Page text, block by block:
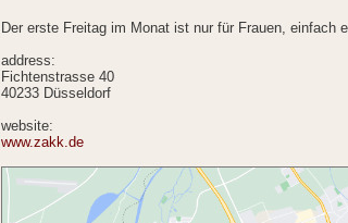
Der erste Freitag im Monat ist nur für Frauen, einfach
address:
Fichtenstrasse 40
40233 Düsseldorf
website:
www.zakk.de